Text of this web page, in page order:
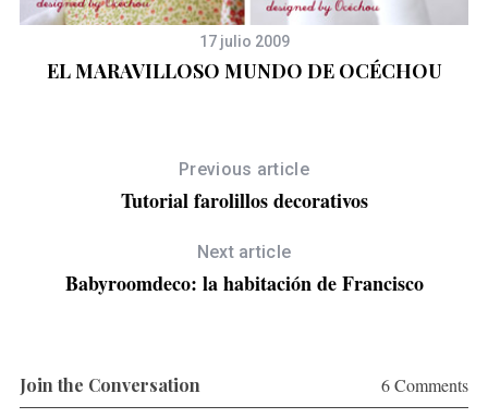
17 julio 2009
EL MARAVILLOSO MUNDO DE OCÉCHOU
Previous article
Tutorial farolillos decorativos
Next article
Babyroomdeco: la habitación de Francisco
Join the Conversation 6 Comments
e